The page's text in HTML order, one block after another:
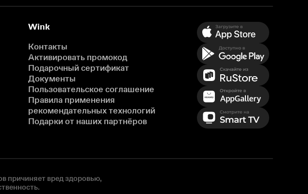
Wink
Контакты
Активировать промокод
Подарочный сертификат
Документы
Пользовательское соглашение
Правила применения
рекомендательных технологий
Подарки от наших партнёров
причиняет вред здоровью,